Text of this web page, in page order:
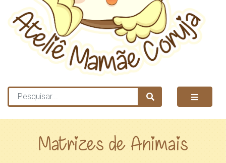
Matrizes de Animais